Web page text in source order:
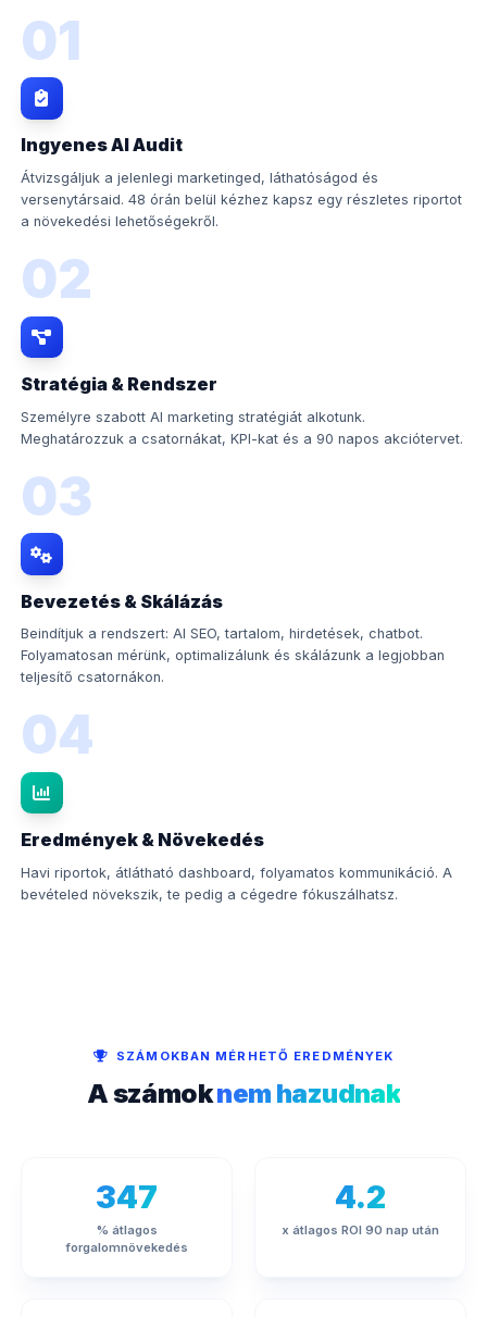
01
Ingyenes AI Audit
Átvizsgáljuk a jelenlegi marketinged, láthatóságod és
versenytársaid. 48 órán belül kézhez kapsz egy részletes riportot
a növekedési lehetőségekről.
02
Stratégia & Rendszer
Személyre szabott AI marketing stratégiát alkotunk.
Meghatározzuk a csatornákat, KPI-kat és a 90 napos akciótervet.
03
Bevezetés & Skálázás
Beindítjuk a rendszert: AI SEO, tartalom, hirdetések, chatbot.
Folyamatosan mérünk, optimalizálunk és skálázunk a legjobban
teljesítő csatornákon.
04
Eredmények & Növekedés
Havi riportok, átlátható dashboard, folyamatos kommunikáció. A
bevételed növekszik, te pedig a cégedre fókuszálhatsz.
SZÁMOKBAN MÉRHETŐ EREDMÉNYEK
A számoknem hazudnak
347
% átlagos
forgalomnövekedés
4.2
x átlagos ROI 90 nap után